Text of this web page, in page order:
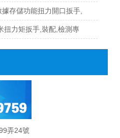
存儲功能扭力開口扳手,
扭力矩扳手,裝配,檢測專
弄24號